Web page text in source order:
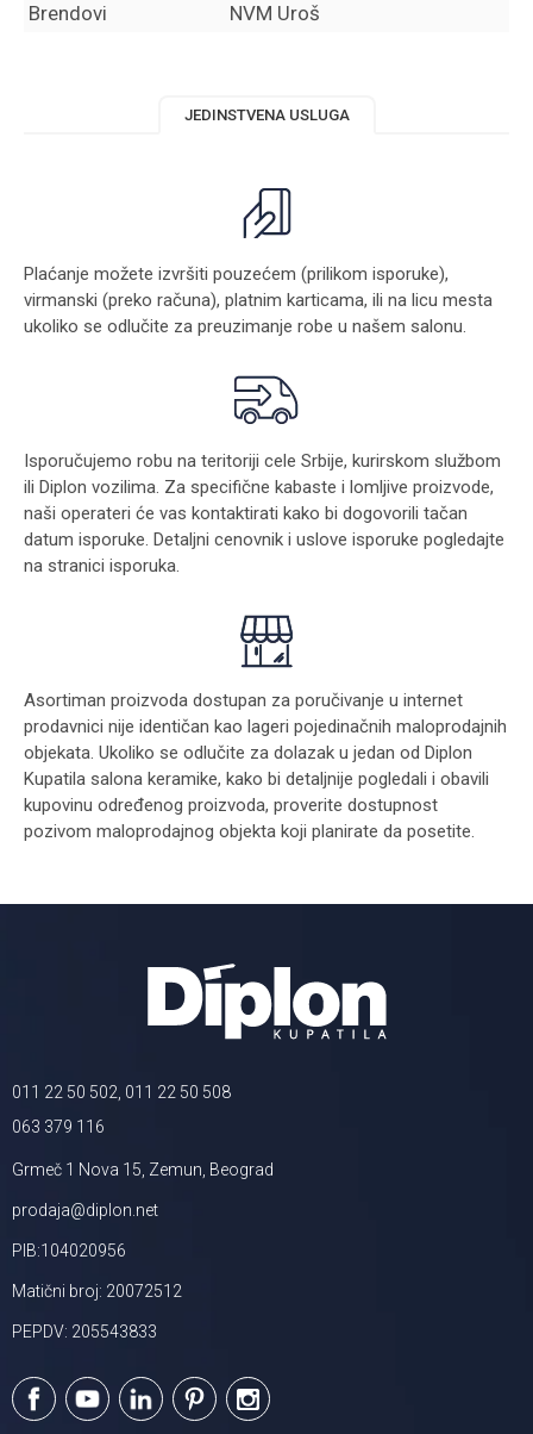
Brendovi
NVM Uroš
JEDINSTVENA USLUGA
Plaćanje možete izvršiti pouzećem (prilikom isporuke),
virmanski (preko računa), platnim karticama, ili na licu mesta
ukoliko se odlučite za preuzimanje robe u našem salonu.
Isporučujemo robu na teritoriji cele Srbije, kurirskom službom
ili Diplon vozilima. Za specifične kabaste i lomljive proizvode,
naši operateri će vas kontaktirati kako bi dogovorili tačan
datum isporuke. Detaljni cenovnik i uslove isporuke pogledajte
na stranici isporuka.
Asortiman proizvoda dostupan za poručivanje u internet
prodavnici nije identičan kao lageri pojedinačnih maloprodajnih
objekata. Ukoliko se odlučite za dolazak u jedan od Diplon
Kupatila salona keramike, kako bi detaljnije pogledali i obavili
kupovinu određenog proizvoda, proverite dostupnost
pozivom maloprodajnog objekta koji planirate da posetite.
011 22 50 502, 011 22 50 508
063 379 116
Grmeč 1 Nova 15, Zemun, Beograd
prodaja@diplon.net
PIB:104020956
Matični broj: 20072512
PEPDV: 205543833